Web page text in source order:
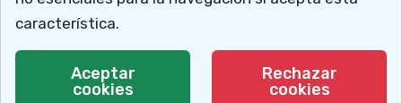
NetixCloud permite gestionar y administrar tu
Te explicamos cómo
característica.
Aceptar
cookies
Rechazar
cookies
© 2026 Netix. Todos los derechos reservados.